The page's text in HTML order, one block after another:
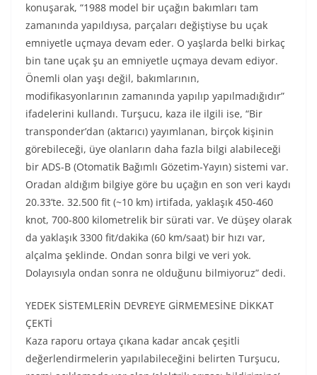
konuşarak, “1988 model bir uçağın bakımları tam
zamanında yapıldıysa, parçaları değiştiyse bu uçak
emniyetle uçmaya devam eder. O yaşlarda belki birkaç
bin tane uçak şu an emniyetle uçmaya devam ediyor.
Önemli olan yaşı değil, bakımlarının,
modifikasyonlarının zamanında yapılıp yapılmadığıdır”
ifadelerini kullandı. Turşucu, kaza ile ilgili ise, “Bir
transponder’dan (aktarıcı) yayımlanan, birçok kişinin
görebileceği, üye olanların daha fazla bilgi alabileceği
bir ADS-B (Otomatik Bağımlı Gözetim-Yayın) sistemi var.
Oradan aldığım bilgiye göre bu uçağın en son veri kaydı
20.33’te. 32.500 fit (~10 km) irtifada, yaklaşık 450-460
knot, 700-800 kilometrelik bir sürati var. Ve düşey olarak
da yaklaşık 3300 fit/dakika (60 km/saat) bir hızı var,
alçalma şeklinde. Ondan sonra bilgi ve veri yok.
Dolayısıyla ondan sonra ne olduğunu bilmiyoruz” dedi.
YEDEK SİSTEMLERİN DEVREYE GİRMEMESİNE DİKKAT
ÇEKTİ
Kaza raporu ortaya çıkana kadar ancak çeşitli
değerlendirmelerin yapılabileceğini belirten Turşucu,